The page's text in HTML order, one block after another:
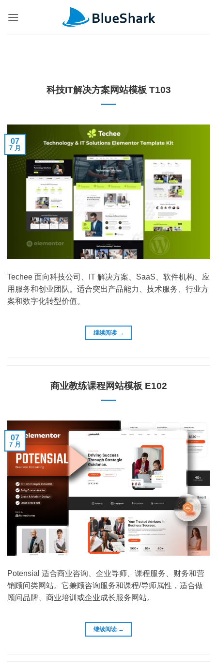
科技IT解决方案网站模板 T103
07
7 月
Techee 面向科技公司、IT 解决方案、SaaS、软件机构、应
用服务和创业团队。适合突出产品能力、技术服务、行业方
案和数字化转型价值。
继续阅读 →
商业教练课程网站模板 E102
07
7 月
Potensial 适合商业咨询、企业导师、课程服务、财务和营
销顾问类网站。它兼顾咨询服务和课程/导师属性，适合做
顾问品牌、商业培训或企业成长服务网站。
继续阅读 →